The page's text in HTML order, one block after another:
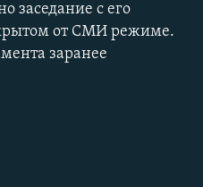
заседание с его
от СМИ режиме.
заранее